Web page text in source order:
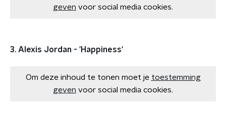
geven voor social media cookies.
3. Alexis Jordan - 'Happiness'
Om deze inhoud te tonen moet je toestemming
geven voor social media cookies.